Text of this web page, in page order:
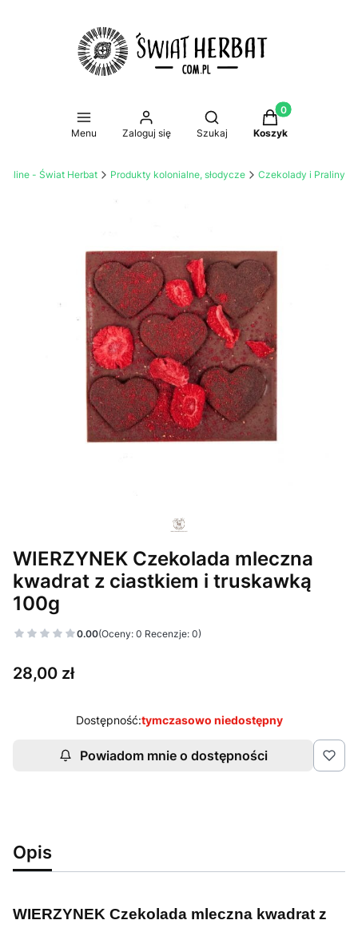
Menu Zaloguj się
Otwórz wyszukiwarkę
Szukaj
Produkty w
Koszyk
- Świat Herbat Produkty kolonialne, słodycze Czekolady i Praliny
WIERZYNEK Czekolada mleczna
kwadrat z ciastkiem i truskawką
100g
0.00(Oceny: 0 Recenzje: 0)
Cena
28,00 zł
Dostępność:tymczasowo niedostępny
Powiadom mnie o dostępności
Opis
WIERZYNEK Czekolada mleczna kwadrat z